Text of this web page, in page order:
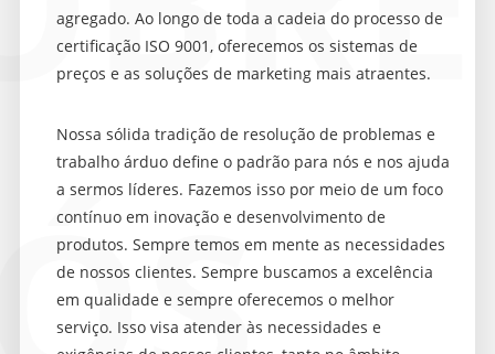
agregado. Ao longo de toda a cadeia do processo de
certificação ISO 9001, oferecemos os sistemas de
preços e as soluções de marketing mais atraentes.
Nossa sólida tradição de resolução de problemas e
trabalho árduo define o padrão para nós e nos ajuda
a sermos líderes. Fazemos isso por meio de um foco
contínuo em inovação e desenvolvimento de
produtos. Sempre temos em mente as necessidades
de nossos clientes. Sempre buscamos a excelência
em qualidade e sempre oferecemos o melhor
serviço. Isso visa atender às necessidades e